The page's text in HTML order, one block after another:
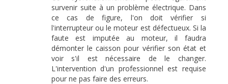
survenir suite à un problème électrique. Dans
ce cas de figure, l'on doit vérifier si
l'interrupteur ou le moteur est défectueux. Si la
faute est imputée au moteur, il faudra
démonter le caisson pour vérifier son état et
voir s'il est nécessaire de le changer.
L'intervention d'un professionnel est requise
pour ne pas faire des erreurs.